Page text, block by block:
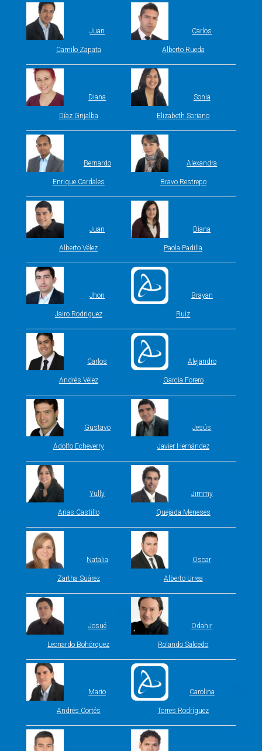
Juan
Camilo Zapata
Carlos
Alberto Rueda
Diana
Díaz Grijalba
Sonia
Elizabeth Soriano
Bernardo
Enrique Cardales
Alexandra
Bravo Restrepo
Juan
Alberto Vélez
Diana
Paola Padilla
Jhon
Jairo Rodriguez
Brayan
Ruiz
Carlos
Andrés Vélez
Alejandro
Garcia Forero
Gustavo
Adolfo Echeverry
Jesús
Javier Hernández
Yully
Arias Castillo
Jimmy
Quejada Meneses
Natalia
Zartha Suárez
Oscar
Alberto Urrea
Josué
Leonardo Bohórquez
Odahir
Rolando Salcedo
Mario
Andrés Cortés
Carolina
Torres Rodríguez